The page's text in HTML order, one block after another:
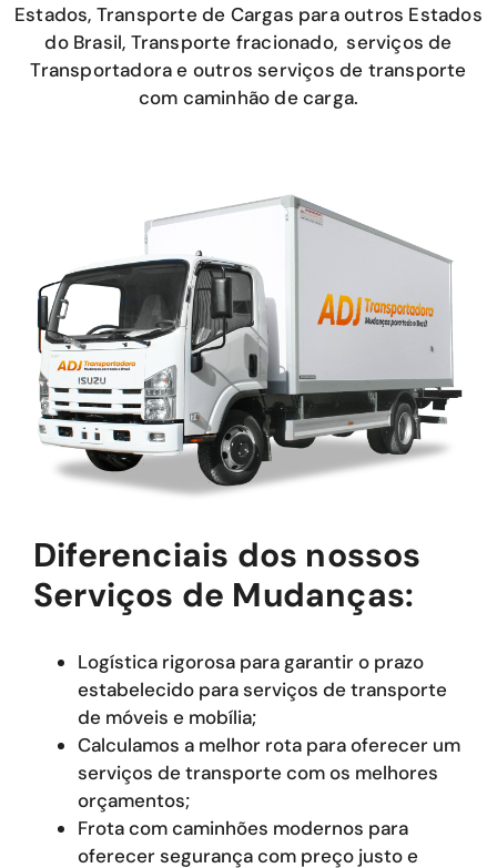
Estados, Transporte de Cargas para outros Estados
do Brasil, Transporte fracionado, serviços de
Transportadora e outros serviços de transporte
com caminhão de carga.
Diferenciais dos nossos
Serviços de Mudanças:
Logística rigorosa para garantir o prazo
estabelecido para serviços de transporte
de móveis e mobília;
Calculamos a melhor rota para oferecer um
serviços de transporte com os melhores
orçamentos;
Frota com caminhões modernos para
oferecer segurança com preço justo e